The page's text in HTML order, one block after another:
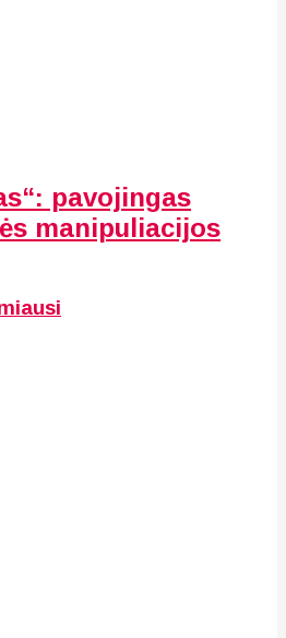
pavojingas
manipuliacijos